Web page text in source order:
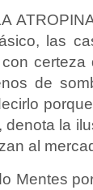
las
de
la
al
Mentes